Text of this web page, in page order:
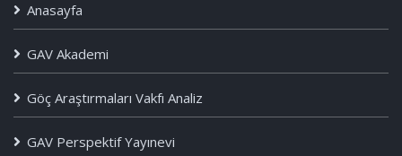
Anasayfa
GAV Akademi
Göç Araştırmaları Vakfı Analiz
GAV Perspektif Yayınevi